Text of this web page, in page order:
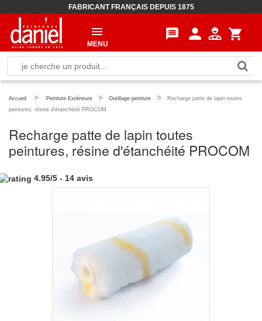
FABRICANT FRANÇAIS DEPUIS 1875
message person shopping_cart
MENU
Accueil > Peinture Extérieure > Outillage peinture >
Recharge patte de lapin toutes
peintures, résine d'étanchéité PROCOM
Recharge patte de lapin toutes
peintures, résine d'étanchéité PROCOM
4.95/5 - 14 avis